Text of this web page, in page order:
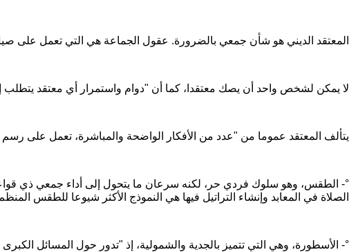
المعتقد الديني هو شأن جمعي بالضرورة. عقول الجماعة هي التي تعمل على
لا يمكن لشخص واحد أن يصك معتقدا، كما أن "دوام واستمرار أي معتقد يتطلب
يتألف المعتقد عموما من "عدد من الأفكار الواضحة والمباشرة، تعمل على
°- الطقس، وهو سلوك فردي حر، لكنه سرعان ما يتحول إلى أداء جمعي ذي
الصلاة في المعابد وإنشاء التراتيل فيها هي النموذج الأكثر شيوعا للطقس
°- الأسطورة، وهي التي تتميز بالجدية والشمولية، إذ "تدور حول المسائل